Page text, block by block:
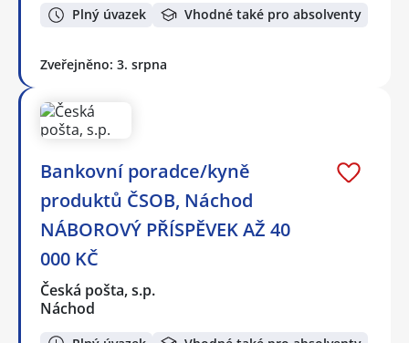
Plný úvazek Vhodné také pro absolventy
Zveřejněno: 3. srpna
Bankovní poradce/kyně
produktů ČSOB, Náchod
NÁBOROVÝ PŘÍSPĚVEK AŽ 40
000 KČ
Česká pošta, s.p.
Náchod